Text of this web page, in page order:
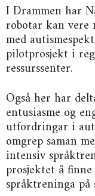
I Drammen har
robotar kan
med
pilotprosjekt i
ressurssenter.
Også her har
entusiasme og
utfordringar i
omgrep saman
intensiv
prosjektet å
språktreninga